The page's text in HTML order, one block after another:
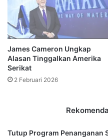
James Cameron Ungkap
Alasan Tinggalkan Amerika
Serikat
2 Februari 2026
Tutup Program Penanganan